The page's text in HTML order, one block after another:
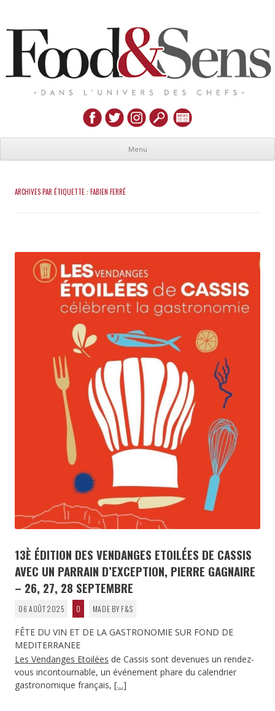
Menu
ARCHIVES PAR ÉTIQUETTE : FABIEN FERRÉ
13È ÉDITION DES VENDANGES ETOILÉES DE CASSIS
AVEC UN PARRAIN D’EXCEPTION, PIERRE GAGNAIRE
– 26, 27, 28 SEPTEMBRE
06 AOÛT 2025 0 MADE BY F&S
FÊTE DU VIN ET DE LA GASTRONOMIE SUR FOND DE
MEDITERRANEE
Les Vendanges Etoilées de Cassis sont devenues un rendez-
vous incontournable, un événement phare du calendrier
gastronomique français, […]